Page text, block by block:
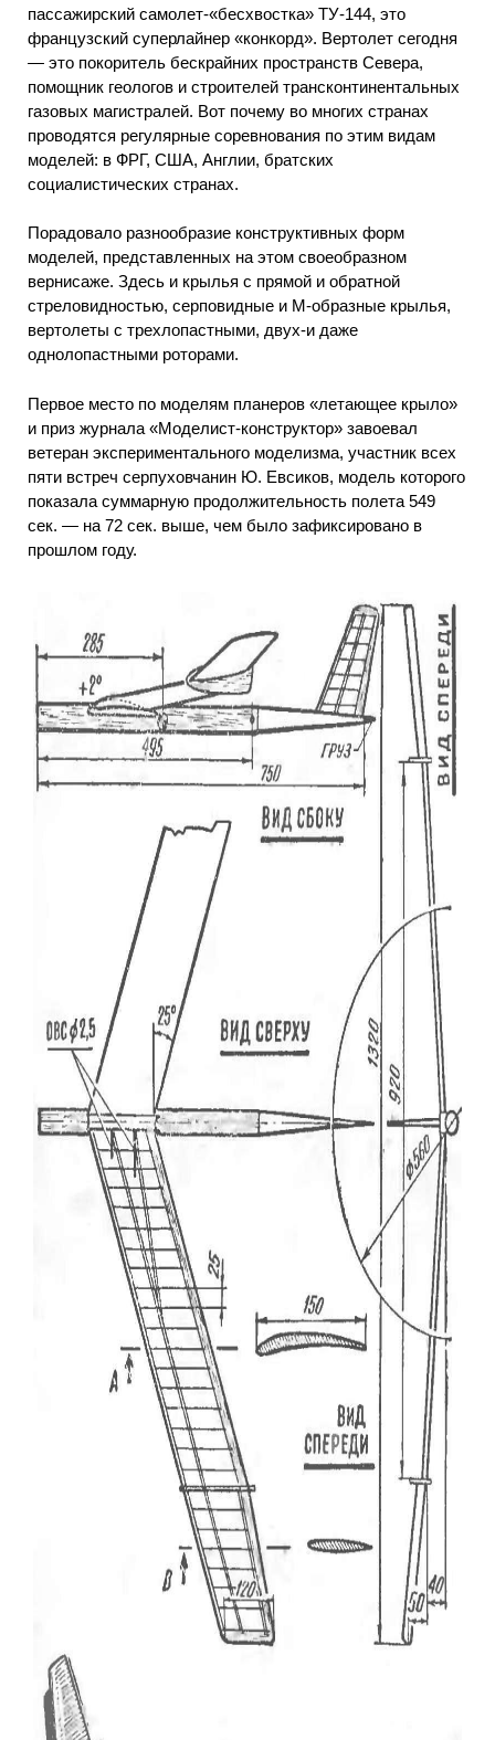
пассажирский самолет-«бесхвостка» ТУ-144, это
французский суперлайнер «конкорд». Вертолет сегодня
— это покоритель бескрайних пространств Севера,
помощник геологов и строителей трансконтинентальных
газовых магистралей. Вот почему во многих странах
проводятся регулярные соревнования по этим видам
моделей: в ФРГ, США, Англии, братских
социалистических странах.
Порадовало разнообразие конструктивных форм
моделей, представленных на этом своеобразном
вернисаже. Здесь и крылья с прямой и обратной
стреловидностью, серповидные и М-образные крылья,
вертолеты с трехлопастными, двух-и даже
однолопастными роторами.
Первое место по моделям планеров «летающее крыло»
и приз журнала «Моделист-конструктор» завоевал
ветеран экспериментального моделизма, участник всех
пяти встреч серпуховчанин Ю. Евсиков, модель которого
показала суммарную продолжительность полета 549
сек. — на 72 сек. выше, чем было зафиксировано в
прошлом году.